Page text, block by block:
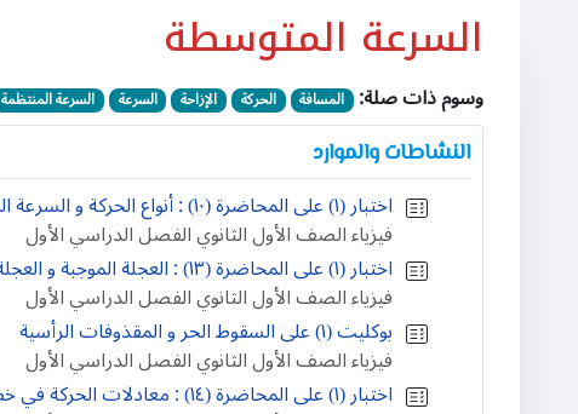
السرعة المتوسطة
وسوم ذات صلة: المسافة الحركة الإزاحة السرعة السرعة المنتظمة
النشاطات والموارد
اختبار (١) على المحاضرة (١٠) : أنواع الحركة و السرعة المنتظمة و السرعة غير المنتظمة
فيزياء الصف الأول الثانوي الفصل الدراسي الأول
اختبار (١) على المحاضرة (١٣) : العجلة الموجبة و العجلة السالبة و العجلة الصفرية
فيزياء الصف الأول الثانوي الفصل الدراسي الأول
بوكليت (١) على السقوط الحر و المقذوفات الرأسية
فيزياء الصف الأول الثانوي الفصل الدراسي الأول
اختبار (١) على المحاضرة (١٤) : معادلات الحركة في خط مستقيم بعجلة منتظمة